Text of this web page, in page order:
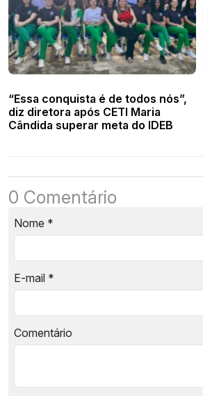
“Essa conquista é de todos nós”,
diz diretora após CETI Maria
Cândida superar meta do IDEB
0 Comentário
Nome *
E-mail *
Comentário